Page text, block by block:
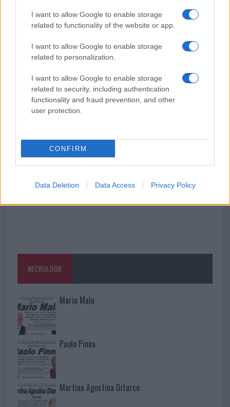
I want to allow Google to enable storage
related to functionality of the website or app.
I want to allow Google to enable storage
related to personalization.
I want to allow Google to enable storage
related to security, including authentication
functionality and fraud prevention, and other
user protection.
CONFIRM
Data Deletion Data Access Privacy Policy
Delta Center
Meteo Olbia 9 agosto, temperature in calo
va avanti: “Sicilia, ci sono”
NECROLOGIE
Mario Malu
Paolo Pinna
Martina Agostina Diturco